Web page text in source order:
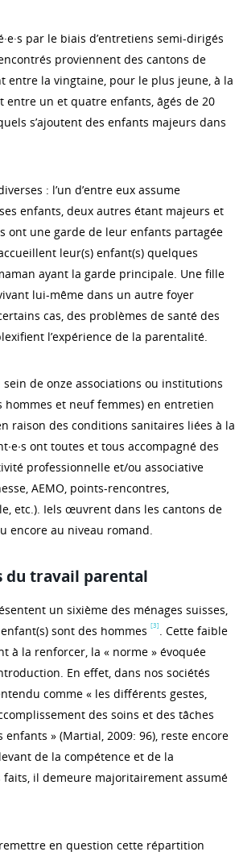
par le biais d’entretiens semi-dirigés
proviennent des cantons de
entre la vingtaine, pour le plus jeune, à la
un et quatre enfants, âgés de 20
s’ajoutent des enfants majeurs dans
: l’un d’entre eux assume
enfants, deux autres étant majeurs et
ont une garde de leur enfants partagée
leur(s) enfant(s) quelques
ayant la garde principale. Une fille
lui-même dans un autre foyer
cas, des problèmes de santé des
l’expérience de la parentalité.
de onze associations ou institutions
hommes et neuf femmes) en entretien
raison des conditions sanitaires liées à la
ont toutes et tous accompagné des
professionnelle et/ou associative
AEMO, points-rencontres,
etc.). Iels œuvrent dans les cantons de
encore au niveau romand.
du travail parental
un sixième des ménages suisses,
sont des hommes [3] . Cette faible
à la renforcer, la « norme » évoquée
En effet, dans nos sociétés
comme « les différents gestes,
des soins et des tâches
» (Martial, 2009: 96), reste encore
de la compétence et de la
il demeure majoritairement assumé
en question cette répartition